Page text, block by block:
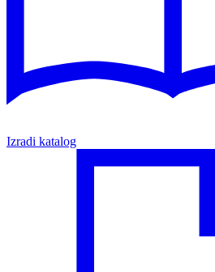
Izradi katalog